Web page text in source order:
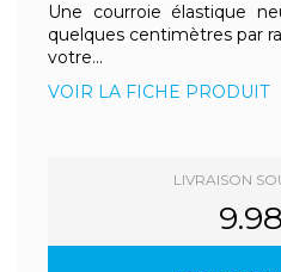
Une courroie élastique
quelques centimètres par
votre...
VOIR LA FICHE PRODUIT
LIVRAISON